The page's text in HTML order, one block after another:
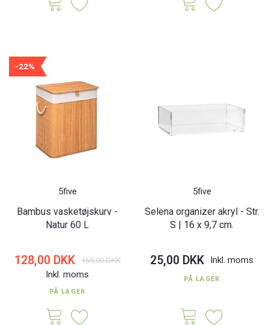
-22%
5five
Bambus vasketøjskurv -
Natur 60 L
128,00 DKK 165,00 DKK
Inkl. moms
PÅ LAGER
5five
Selena organizer akryl - Str.
S | 16 x 9,7 cm.
25,00 DKK Inkl. moms
PÅ LAGER